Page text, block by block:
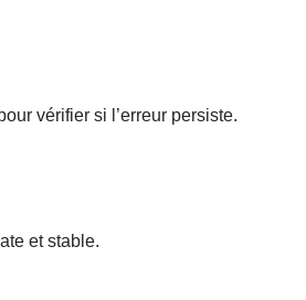
vérifier si l’erreur persiste.
et stable.